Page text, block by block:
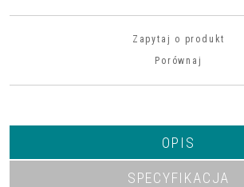
Zapytaj o produkt
Porównaj
OPIS
SPECYFIKACJA